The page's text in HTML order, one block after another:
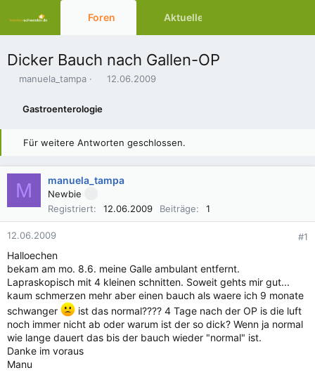
Foren Aktuelles
Dicker Bauch nach Gallen-OP
E
e
manuela_tampa
E
l
t
a
12.06.2009
Gastroenterologie
Für weitere Antworten geschlossen.
M manuela_tampa
Newbie
Registriert
12.06.2009 Beiträge 1
12.06.2009 #1
Halloechen
bekam am mo. 8.6. meine Galle ambulant entfernt.
Lapraskopisch mit 4 kleinen schnitten. Soweit gehts mir gut...
kaum schmerzen mehr aber einen bauch als waere ich 9 monate
schwanger
ist das normal???? 4 Tage nach der OP is die luft
noch immer nicht ab oder warum ist der so dick? Wenn ja normal
wie lange dauert das bis der bauch wieder "normal" ist.
Danke im voraus
Manu